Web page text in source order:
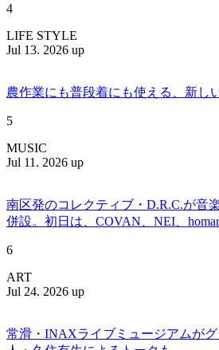
4
LIFE STYLE
Jul 13. 2026 up
農作業にも普段着にも使える、新し
5
MUSIC
Jul 11. 2026 up
南区発のコレクティブ・D.R.C.が⾳
併設。初日は、COVAN、NEI、
6
ART
Jul 24. 2026 up
常滑・INAXライブミュージアムが